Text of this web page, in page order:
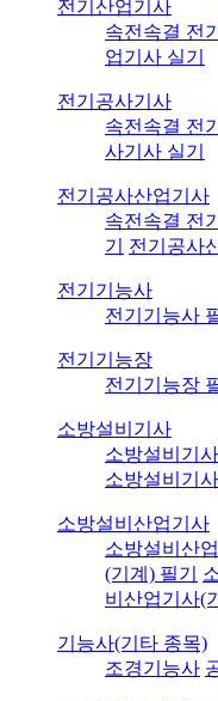
전기산업기사
속전속결 전
업기사 실기
전기공사기사
속전속결 전
사기사 실기
전기공사산업기사
속전속결 전
기
전기공사
전기기능사
전기기능사
전기기능장
전기기능장
소방설비기사
소방설비기
소방설비기
소방설비산업기사
소방설비산
(기계) 필기
비산업기사(
기능사(기타 종목)
조경기능사